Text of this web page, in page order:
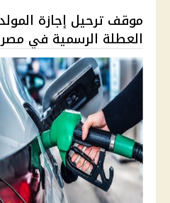
العطلة الرسمية في مصر